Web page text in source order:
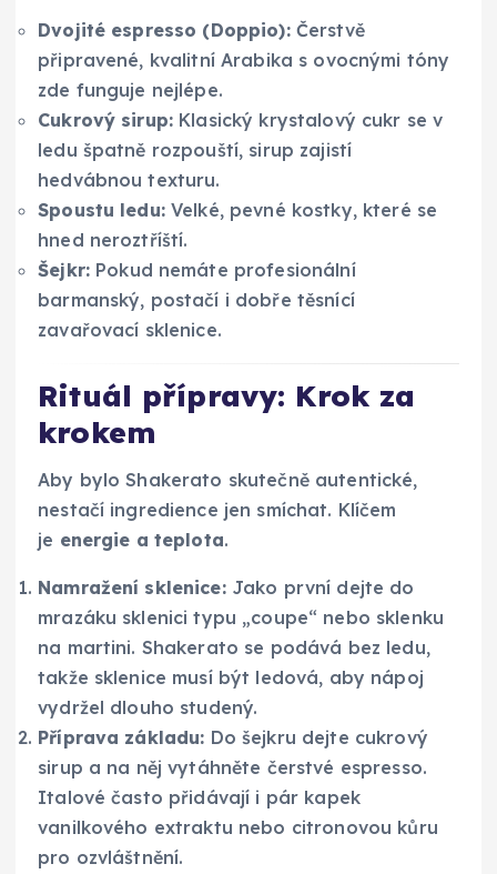
Dvojité espresso (Doppio):Čerstvě
připravené, kvalitní Arabika s ovocnými tóny
zde funguje nejlépe.
Cukrový sirup: Klasický krystalový cukr se v
ledu špatně rozpouští, sirup zajistí
hedvábnou texturu.
Spoustu ledu:Velké, pevné kostky, které se
hned neroztříští.
Šejkr:Pokud nemáte profesionální
barmanský, postačí i dobře těsnící
zavařovací sklenice.
Rituál přípravy: Krok za
krokem
Aby bylo Shakerato skutečně autentické,
nestačí ingredience jen smíchat. Klíčem
je energie a teplota.
Namražení sklenice:Jako první dejte do
mrazáku sklenici typu „coupe“ nebo sklenku
na martini. Shakerato se podává bez ledu,
takže sklenice musí být ledová, aby nápoj
vydržel dlouho studený.
Příprava základu: Do šejkru dejte cukrový
sirup a na něj vytáhněte čerstvé espresso.
Italové často přidávají i pár kapek
vanilkového extraktu nebo citronovou kůru
pro ozvláštnění.